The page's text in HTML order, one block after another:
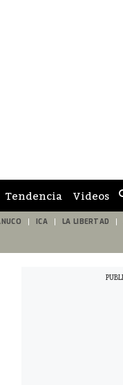
Tendencia Videos
ICA LA LIBERTAD